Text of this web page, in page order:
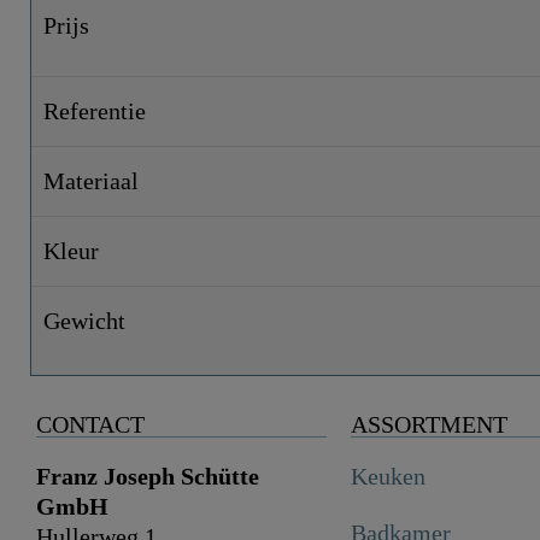
Prijs
Referentie
Materiaal
Kleur
Gewicht
CONTACT
Franz Joseph Schütte
GmbH
ASSORTMENT
Keuken
Badkamer